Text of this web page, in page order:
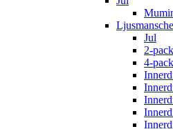
Jul
2-pack
4-pack